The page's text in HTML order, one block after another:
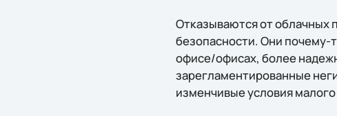
Отказываются от облачных
безопасности. Они почему-
офисе/офисах, более
зарегламентированные
изменчивые условия